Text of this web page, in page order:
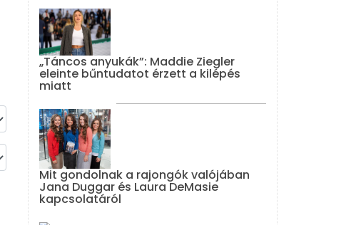
„Táncos anyukák”: Maddie Ziegler
eleinte bűntudatot érzett a kilépés
miatt
Mit gondolnak a rajongók valójában
Jana Duggar és Laura DeMasie
kapcsolatáról